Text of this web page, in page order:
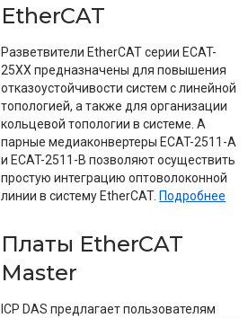
EtherCAT
Разветвители EtherCAT серии ECAT-
25XX предназначены для повышения
отказоустойчивости систем с линейной
топологией, а также для организации
кольцевой топологии в системе. А
парные медиаконвертеры ECAT-2511-A
и ECAT-2511-B позволяют осуществить
простую интеграцию оптоволоконной
линии в систему EtherCAT. Подробнее
Платы EtherCAT
Master
ICP DAS предлагает пользователям